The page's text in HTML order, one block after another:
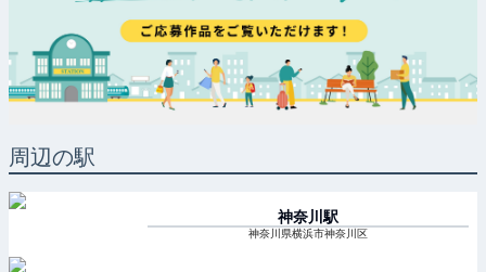
周辺の駅
神奈川 駅
神奈川県横浜市神奈川区